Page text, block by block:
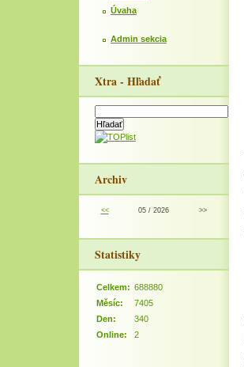
Úvaha
Admin sekcia
Xtra - Hľadať
Archiv
<< 05 / 2026 >>
Statistiky
Online: 2
Celkem: 688880
Měsíc:
7405
Den:
340